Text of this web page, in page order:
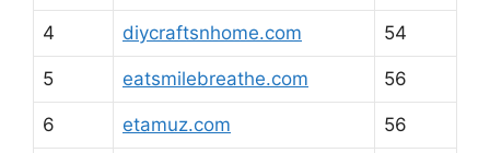
4 diycraftsnhome.com 54
5 eatsmilebreathe.com 56
6 etamuz.com 56